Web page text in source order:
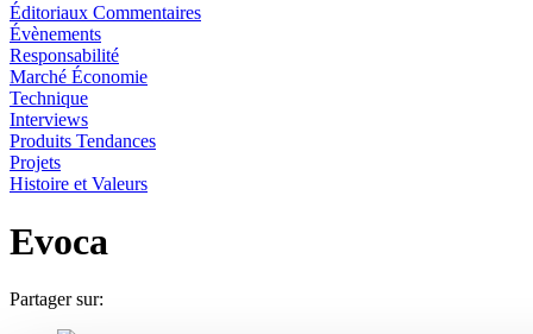
Éditoriaux Commentaires
Évènements
Responsabilité
Marché Économie
Technique
Interviews
Produits Tendances
Projets
Histoire et Valeurs
Evoca
Partager sur: